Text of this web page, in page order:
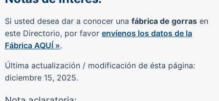
Si usted desea dar a conocer una fábrica de gorras en
este Directorio, por favor envíenos los datos de la
Fábrica AQUÍ ».
Última actualización / modificación de ésta página:
diciembre 15, 2025.